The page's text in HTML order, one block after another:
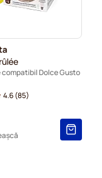
compatibil Dolce Gusto
4.6(85)